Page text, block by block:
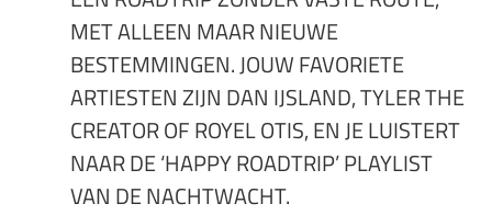
MET ALLEEN MAAR NIEUWE
BESTEMMINGEN. JOUW FAVORIETE
ARTIESTEN ZIJN DAN IJSLAND, TYLER THE
CREATOR OF ROYEL OTIS, EN JE LUISTERT
NAAR DE ‘HAPPY ROADTRIP’ PLAYLIST
VAN DE NACHTWACHT.